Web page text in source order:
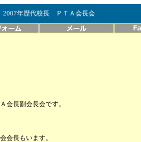
2007年歴代校長 ＰＴＡ会長会
会長副会長会です。
会長もいます。